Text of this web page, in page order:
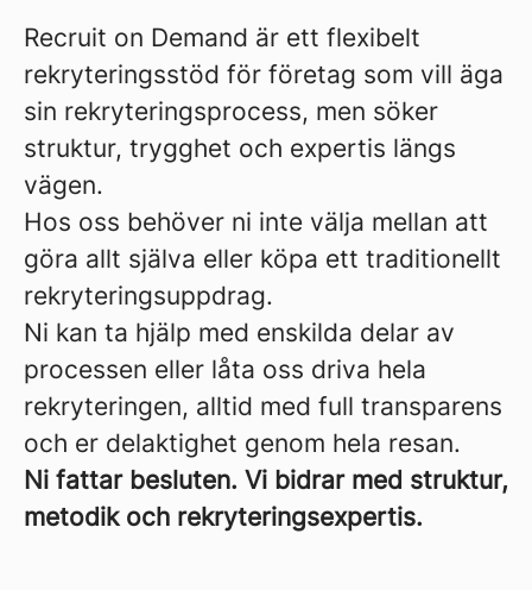
Recruit on Demand är ett flexibelt
rekryteringsstöd för företag som vill äga
sin rekryteringsprocess, men söker
struktur, trygghet och expertis längs
vägen.
Hos oss behöver ni inte välja mellan att
göra allt själva eller köpa ett traditionellt
rekryteringsuppdrag.
Ni kan ta hjälp med enskilda delar av
processen eller låta oss driva hela
rekryteringen, alltid med full transparens
och er delaktighet genom hela resan.
Ni fattar besluten. Vi bidrar med struktur,
metodik och rekryteringsexpertis.